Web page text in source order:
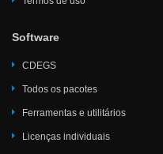
Software
CDEGS
Todos os pacotes
Ferramentas e utilitários
Licenças individuais